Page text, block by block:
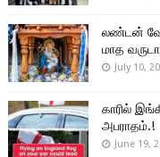
லண்டன்
மாத
July 10,
காரில்
அபராதம்.!
June 19,